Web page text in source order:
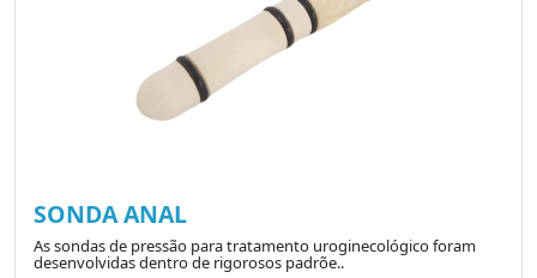
SONDA ANAL
As sondas de pressão para tratamento uroginecológico foram
desenvolvidas dentro de rigorosos padrõe..